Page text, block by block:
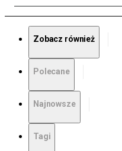
Zobacz również
Polecane
Najnowsze
Tagi